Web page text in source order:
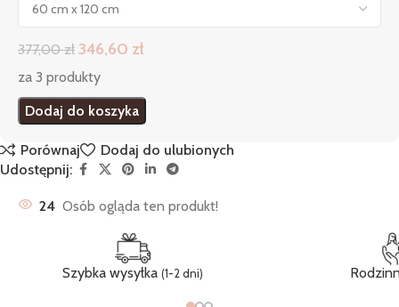
377,00zł 346,60 zł
za 3 produkty
Dodaj do koszyka
Porównaj
Dodaj do ulubionych
Udostępnij:
24 Osób ogląda ten produkt!
Szybka wysyłka(1-2 dni)